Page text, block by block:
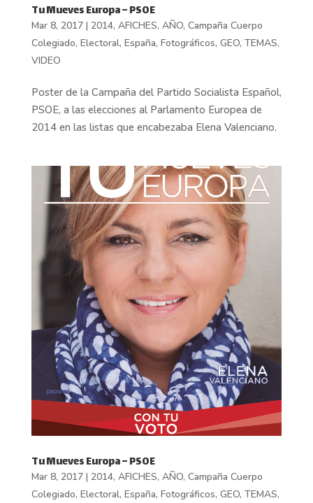
Tu Mueves Europa – PSOE
Mar 8, 2017| 2014, AFICHES, AÑO, Campaña Cuerpo
Colegiado, Electoral, España, Fotográficos, GEO, TEMAS,
VIDEO
Poster de la Campaña del Partido Socialista Español,
PSOE, a las elecciones al Parlamento Europea de
2014 en las listas que encabezaba Elena Valenciano.
Tu Mueves Europa – PSOE
Mar 8, 2017| 2014, AFICHES, AÑO, Campaña Cuerpo
Colegiado, Electoral, España, Fotográficos, GEO, TEMAS,